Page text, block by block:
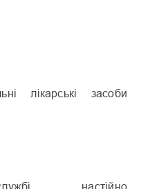
лікарські засоби
настійно